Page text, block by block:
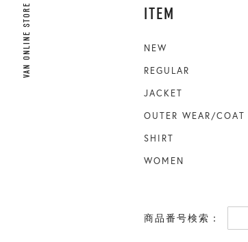
ITEM
NEW
REGULAR
JACKET
OUTER WEAR/COAT
SHIRT
WOMEN
商品番号検索：
VAN ONLINE STORE